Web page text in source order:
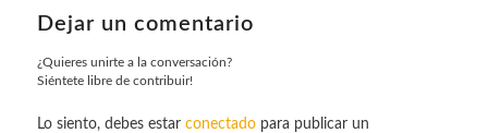
Dejar un comentario
¿Quieres unirte a la conversación?
Siéntete libre de contribuir!
Lo siento, debes estar conectadopara publicar un